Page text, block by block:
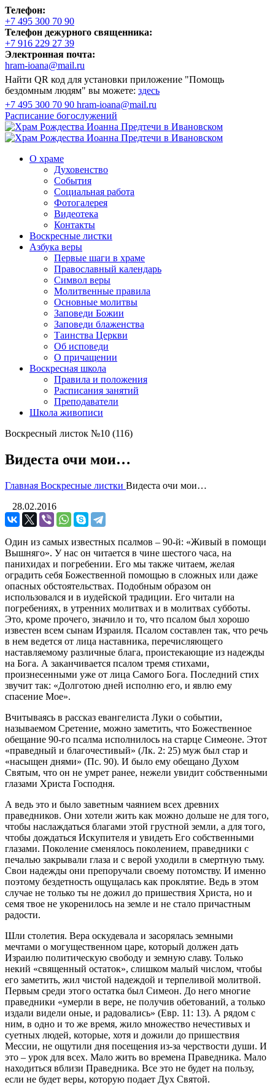
Телефон:
+7 495 300 70 90
Телефон дежурного священника:
+7 916 229 27 39
Электронная почта:
hram-ioana@mail.ru
Найти QR код для установки приложение "Помощь
бездомным людям" вы можете: здесь
+7 495 300 70 90 hram-ioana@mail.ru
Расписание богослужений
О храме
Духовенство
События
Социальная работа
Фотогалерея
Видеотека
Контакты
Воскресные листки
Азбука веры
Первые шаги в храме
Православный календарь
Символ веры
Молитвенные правила
Основные молитвы
Заповеди Божии
Заповеди блаженства
Таинства Церкви
Об исповеди
О причащении
Воскресная школа
Правила и положения
Расписания занятий
Преподаватели
Школа живописи
Воскресный листок №10 (116)
Видеста очи мои…
Главная Воскресные листки Видеста очи мои…
28.02.2016
Один из самых известных псалмов – 90-й: «Живый в помощи
Вышняго». У нас он читается в чине шестого часа, на
панихидах и погребении. Его мы также читаем, желая
оградить себя Божественной помощью в сложных или даже
опасных обстоятельствах. Подобным образом он
использовался и в иудейской традиции. Его читали на
погребениях, в утренних молитвах и в молитвах субботы.
Это, кроме прочего, значило и то, что псалом был хорошо
известен всем сынам Израиля. Псалом составлен так, что речь
в нем ведется от лица наставника, перечисляющего
наставляемому различные блага, проистекающие из надежды
на Бога. А заканчивается псалом тремя стихами,
произнесенными уже от лица Самого Бога. Последний стих
звучит так: «Долготою дней исполню его, и явлю ему
спасение Мое».
Вчитываясь в рассказ евангелиста Луки о событии,
называемом Сретение, можно заметить, что Божественное
обещание 90-го псалма исполнилось на старце Симеоне. Этот
«праведный и благочестивый» (Лк. 2: 25) муж был стар и
«насыщен днями» (Пс. 90). И было ему обещано Духом
Святым, что он не умрет ранее, нежели увидит собственными
глазами Христа Господня.
А ведь это и было заветным чаянием всех древних
праведников. Они хотели жить как можно дольше не для того,
чтобы наслаждаться благами этой грустной земли, а для того,
чтобы дождаться Искупителя и увидеть Его собственными
глазами. Поколение сменялось поколением, праведники с
печалью закрывали глаза и с верой уходили в смертную тьму.
Свои надежды они препоручали своему потомству. И именно
поэтому бездетность ощущалась как проклятие. Ведь в этом
случае не только ты не дожил до пришествия Христа, но и
семя твое не укоренилось на земле и не стало причастным
радости.
Шли столетия. Вера оскудевала и засорялась земными
мечтами о могущественном царе, который должен дать
Израилю политическую свободу и земную славу. Только
некий «священный остаток», слишком малый числом, чтобы
его заметить, жил чистой надеждой и терпеливой молитвой.
Первым среди этого остатка был Симеон. До него многие
праведники «умерли в вере, не получив обетований, а только
издали видели оные, и радовались» (Евр. 11: 13). А рядом с
ним, в одно и то же время, жило множество нечестивых и
суетных людей, которые, хотя и дожили до пришествия
Мессии, не ощутили дня посещения из-за черствости души. И
это – урок для всех. Мало жить во времена Праведника. Мало
находиться вблизи Праведника. Все это не будет на пользу,
если не будет веры, которую подает Дух Святой.